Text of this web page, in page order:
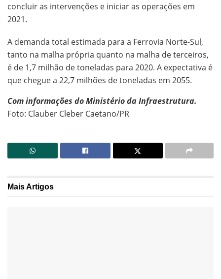
concluir as intervenções e iniciar as operações em
2021.
A demanda total estimada para a Ferrovia Norte-Sul,
tanto na malha própria quanto na malha de terceiros,
é de 1,7 milhão de toneladas para 2020. A expectativa é
que chegue a 22,7 milhões de toneladas em 2055.
Com informações do Ministério da Infraestrutura.
Foto: Clauber Cleber Caetano/PR
MaisArtigos